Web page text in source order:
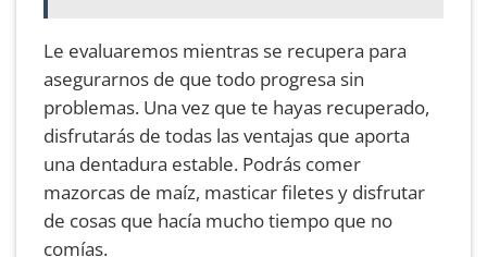
Le evaluaremos mientras se recupera para
asegurarnos de que todo progresa sin
problemas. Una vez que te hayas recuperado,
disfrutarás de todas las ventajas que aporta
una dentadura estable. Podrás comer
mazorcas de maíz, masticar filetes y disfrutar
de cosas que hacía mucho tiempo que no
comías.